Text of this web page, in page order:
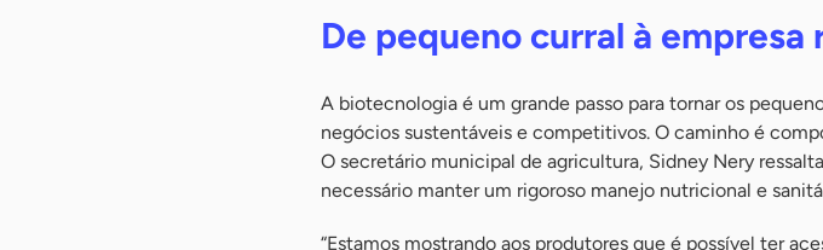
De pequeno curral à
A biotecnologia é um grande passo para tornar os
negócios sustentáveis e competitivos. O caminho é
O secretário municipal de agricultura, Sidney Nery
necessário manter um rigoroso manejo nutricional e
“Estamos mostrando aos produtores que é possível ter